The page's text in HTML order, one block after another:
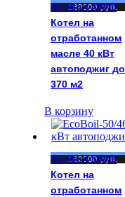
EcoBoil-40/40
Котел на
отработанном
масле 40 кВт
автоподжиг до
370 м2
139000руб.
В корзину
EcoBoil-50/46
Котел на
отработанном
162000руб.